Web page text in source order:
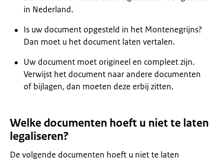
in Nederland.
Is uw document opgesteld in het Montenegrijns?
Dan moet u het document laten vertalen.
Uw document moet origineel en compleet zijn.
Verwijst het document naar andere documenten
of bijlagen, dan moeten deze erbij zitten.
Welke documenten hoeft u niet te laten
legaliseren?
De volgende documenten hoeft u niet te laten